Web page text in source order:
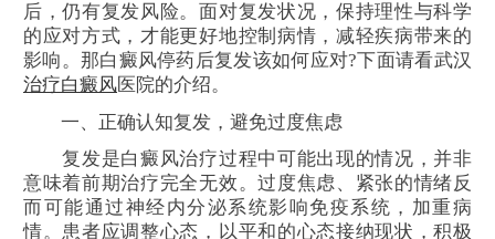
后，仍有复发风险。面对复发状况，保持理性与科学
的应对方式，才能更好地控制病情，减轻疾病带来的
影响。那白癜风停药后复发该如何应对?下面请看武汉
治疗白癜风医院的介绍。
一、正确认知复发，避免过度焦虑
复发是白癜风治疗过程中可能出现的情况，并非
意味着前期治疗完全无效。过度焦虑、紧张的情绪反
而可能通过神经内分泌系统影响免疫系统，加重病
情。患者应调整心态，以平和的心态接纳现状，积极